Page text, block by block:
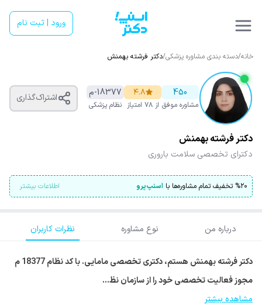
ورود | ثبت نام
خانه/دسته بندی مشاوره پزشکی/دکتر فرشته بهمنش
450
مشاوره موفق
۴.۸
از ۷۸ امتیاز
18377-م
نظام پزشکی
اشتراک‌گذاری
دکتر فرشته بهمنش
دکترای تخصصی سلامت باروری
%۲۰ تخفیف تمام مشاوره‌ها با اسنپ‌پرو اطلاعات بیشتر
درباره من نوع مشاوره نظرات کاربران
دکتر فرشته بهمنش هستم، دکتری تخصصی مامایی. با کد نظام 18377 م
مجوز فعالیت تخصصی خود را از سازمان نظ…
مشاهده بیشتر